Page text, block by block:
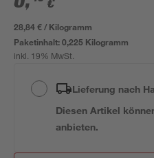
€
28,84 € / Kilogramm
Paketinhalt:0,225 Kilogramm
inkl. 19% MwSt.
Lieferung nach
Diesen Artikel
anbieten.